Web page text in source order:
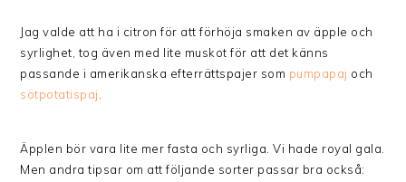
Jag valde att ha i citron för att förhöja smaken av äpple och
syrlighet, tog även med lite muskot för att det känns
passande i amerikanska efterrättspajer som pumpapaj och
sötpotatispaj.
Äpplen bör vara lite mer fasta och syrliga. Vi hade royal gala.
Men andra tipsar om att följande sorter passar bra också: